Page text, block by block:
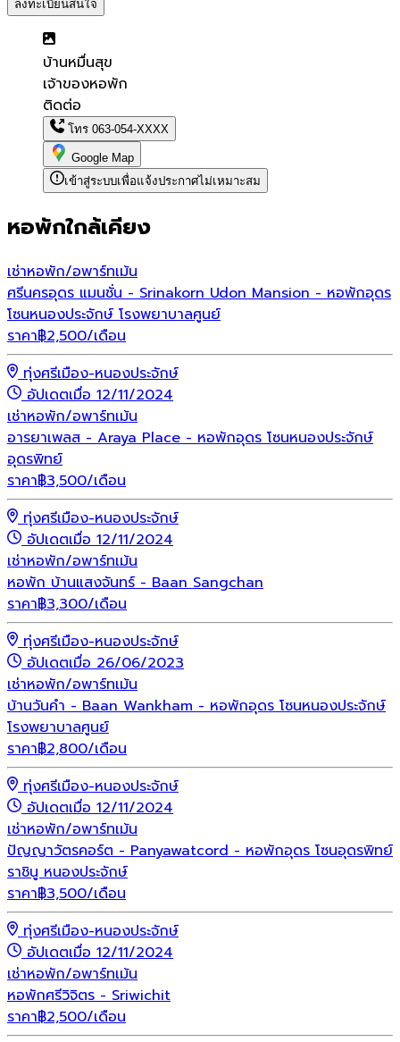
ลงทะเบียนสนใจ
บ้านหมื่นสุข
เจ้าของหอพัก
ติดต่อ
โทร 063-054-XXXX
Google Map
เข้าสู่ระบบเพื่อแจ้งประกาศไม่เหมาะสม
หอพักใกล้เคียง
เช่าหอพัก/อพาร์ทเม้น
ศรีนครอุดร แมนชั่น - Srinakorn Udon Mansion - หอพักอุดร
โซนหนองประจักษ์ โรงพยาบาลศูนย์
ราคา฿2,500/เดือน
ทุ่งศรีเมือง-หนองประจักษ์
อัปเดตเมื่อ 12/11/2024
เช่าหอพัก/อพาร์ทเม้น
อารยาเพลส - Araya Place - หอพักอุดร โซนหนองประจักษ์
อุดรพิทย์
ราคา฿3,500/เดือน
ทุ่งศรีเมือง-หนองประจักษ์
อัปเดตเมื่อ 12/11/2024
เช่าหอพัก/อพาร์ทเม้น
หอพัก บ้านแสงจันทร์ - Baan Sangchan
ราคา฿3,300/เดือน
ทุ่งศรีเมือง-หนองประจักษ์
อัปเดตเมื่อ 26/06/2023
เช่าหอพัก/อพาร์ทเม้น
บ้านวันคำ - Baan Wankham - หอพักอุดร โซนหนองประจักษ์
โรงพยาบาลศูนย์
ราคา฿2,800/เดือน
ทุ่งศรีเมือง-หนองประจักษ์
อัปเดตเมื่อ 12/11/2024
เช่าหอพัก/อพาร์ทเม้น
ปัญญาวัตรคอร์ต - Panyawatcord - หอพักอุดร โซนอุดรพิทย์
ราชินู หนองประจักษ์
ราคา฿3,500/เดือน
ทุ่งศรีเมือง-หนองประจักษ์
อัปเดตเมื่อ 12/11/2024
เช่าหอพัก/อพาร์ทเม้น
หอพักศรีวิจิตร - Sriwichit
ราคา฿2,500/เดือน